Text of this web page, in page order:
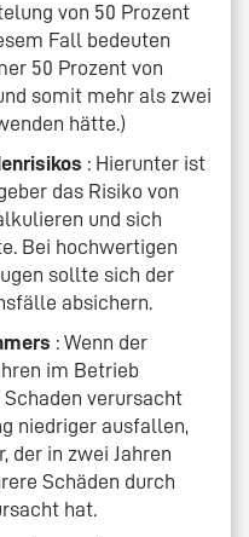
von 50 Prozent
Fall bedeuten
50 Prozent von
somit mehr als zwei
hätte.)
: Hierunter ist
das Risiko von
und sich
Bei hochwertigen
sollte sich der
absichern.
: Wenn der
im Betrieb
verursacht
niedriger ausfallen,
der in zwei Jahren
Schäden durch
hat.